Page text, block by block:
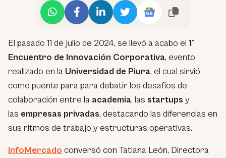
El pasado 11 de julio de 2024, se llevó a acabo el 1°
Encuentro de Innovación Corporativa, evento
realizado en la Universidad de Piura, el cual sirvió
como puente para para debatir los desafíos de
colaboración entre la academia, las startups y
las empresas privadas, destacando las diferencias en
sus ritmos de trabajo y estructuras operativas.
InfoMercado conversó con Tatiana León, Directora